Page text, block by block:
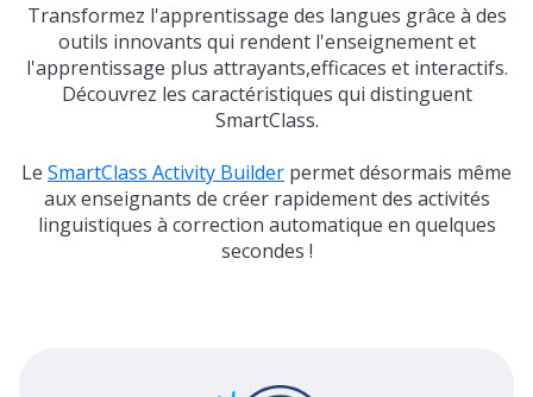
Transformez l'apprentissage des langues grâce à des
outils innovants qui rendent l'enseignement et
l'apprentissage plus attrayants,efficaces et interactifs.
Découvrez les caractéristiques qui distinguent
SmartClass.
Le SmartClass Activity Builder permet désormais même
aux enseignants de créer rapidement des activités
linguistiques à correction automatique en quelques
secondes !